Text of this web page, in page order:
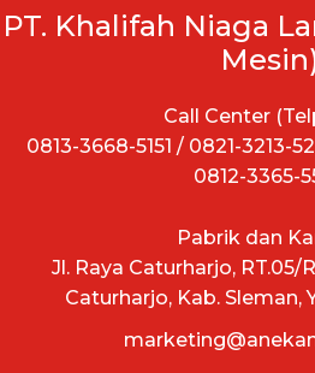
PT. Khalifah Niaga
Call Center
0813-3668-5151 / 0821-3213-
0812-3365-
Pabrik dan
Jl. Raya Caturharjo, RT.05/
Caturharjo, Kab. Sleman,